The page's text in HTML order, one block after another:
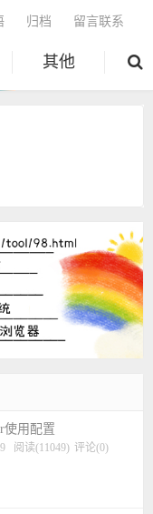
其他
归档 留言联系
使用配置
阅读(11049) 评论(0)